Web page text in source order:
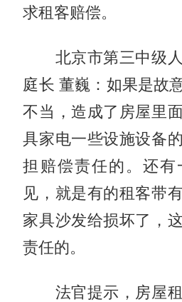
求租客赔偿。
北京市第三中级人
庭长 董巍：如果是故
不当，造成了房屋里
具家电一些设施设备
担赔偿责任的。还有
见，就是有的租客带
家具沙发给损坏了，
责任的。
法官提示，房屋租